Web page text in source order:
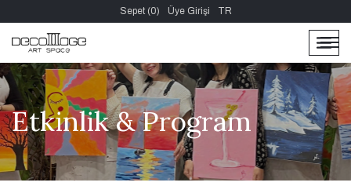
Sepet (0) Üye Girişi TR
Etkinlik & Program